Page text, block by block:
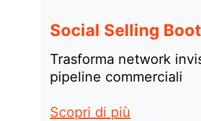
Social Selling
Trasforma network
pipeline commerciali
Scopri di più